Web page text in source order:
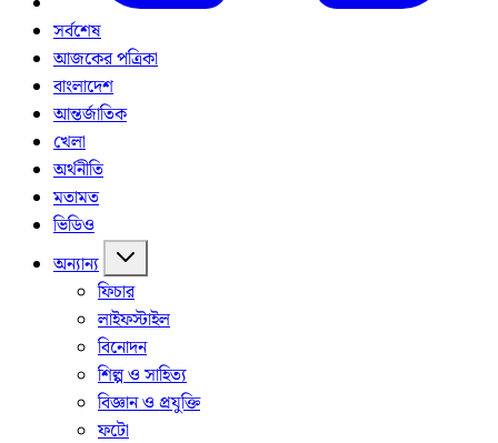
সর্বশেষ
আজকের পত্রিকা
বাংলাদেশ
আন্তর্জাতিক
খেলা
অর্থনীতি
মতামত
ভিডিও
অন্যান্য
ফিচার
লাইফস্টাইল
বিনোদন
শিল্প ও সাহিত্য
বিজ্ঞান ও প্রযুক্তি
ফটো